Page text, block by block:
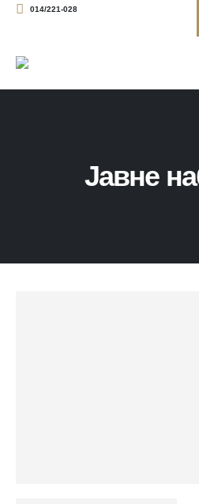
014/221-028
Јавне